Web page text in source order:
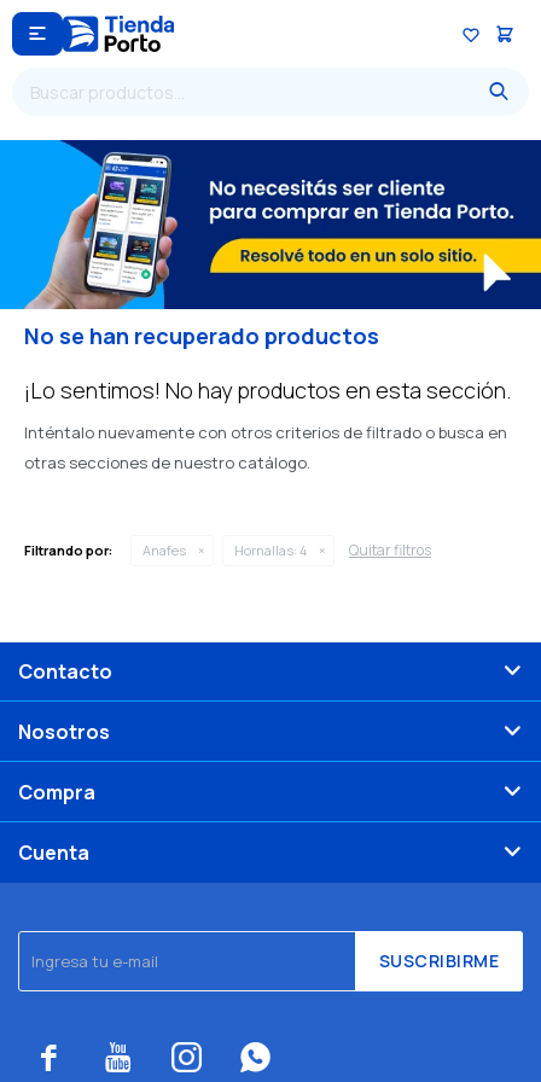

No se han recuperado productos
¡Lo sentimos! No hay productos en esta sección.
Inténtalo nuevamente con otros criterios de filtrado o busca en
otras secciones de nuestro catálogo.
Filtrando por: Anafes Hornallas: 4 Quitar filtros
SUSCRIBIRME
   
Contacto
Nosotros
Compra
Cuenta